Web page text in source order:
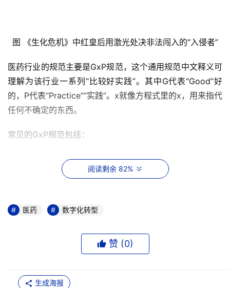
图 《生化危机》中红皇后用激光处决非法闯入的“入侵者”
医药行业的规范主要是GxP规范，这个通用规范中文释义可
理解为该行业一系列“比较好实践”。其中G代表“Good”好
的，P代表“Practice”“实践”。x就像方程式里的x，用来指代
任何不确定的东西。
常见的GxP规范包括：
①与药品研究有关的GLP（《药品非临床研究质量管理规
范》L为“Laboratory”，含义是“实验室、非临床”）与
是“临床”），
M即”manufacturing”），
在美国称GDP Good Distribute Practice），GDP（医药
阅读剩余 82%
医药 数字化转型
赞 (0)
生成海报